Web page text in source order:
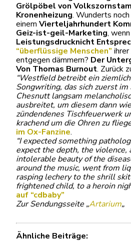
Grölpöbel von
Kronenheizung. Wunderts
einem Vierteljahrhundert
Geiz-ist-geil-Marketing,
Leistungsdrucknicht
“überflüssige Menschen”
entgegen dämmern? Der
Von Thomas Burnout. Zurück
“Westfield betreibt ein
Songwriting, das sich zuerst im
Chesnutt langsam
ausbreitet, um diesem dann
zündendenes Tischfeuerwerk
krachend um die Ohren zu
im Ox-Fanzine.
“I expected something
expect the depth, the violence,
intolerable beauty of the
around the music, went from
rasping lechery to the shrill
frightened child, to a heroin
auf “cdbaby”
Zur Sendungsseite „Artarium„
Ähnliche Beiträge: